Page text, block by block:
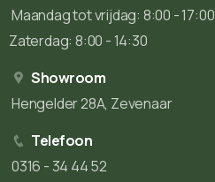
Maandag tot vrijdag: 8:00 - 17:00
Zaterdag: 8:00 - 14:30
Showroom
Hengelder 28A, Zevenaar
Telefoon
0316 - 34 44 52